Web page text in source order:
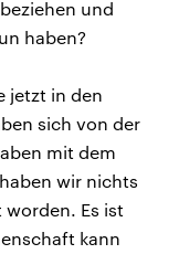
und
haben?
jetzt in den
sich von der
mit dem
wir nichts
Es ist
kann